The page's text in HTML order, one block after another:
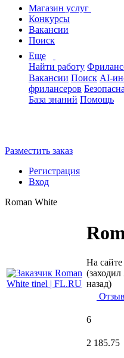
Магазин услуг
Конкурсы
Вакансии
Поиск
Еще
Найти работу
Вакансии Поиск AI-
фрилансеров
База знаний Помощь
Разместить заказ
Регистрация
Вход
Roman White
На сайте
назад)
6
2 185.75